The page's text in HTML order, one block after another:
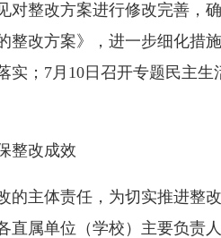
对整改方案进行修改完善，
整改方案》，进一步细化措
实；7月10日召开专题民主
整改成效
主体责任，为切实推进整改
直属单位（学校）主要负责